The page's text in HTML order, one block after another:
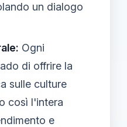
un dialogo
Ogni
di offrire la
sulle culture
così l'intera
e